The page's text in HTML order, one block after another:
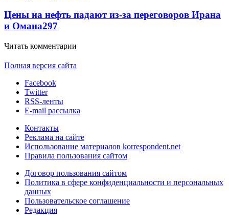
Цены на нефть падают из-за переговоров Ирана
и Омана297
Читать комментарии
Полная версия сайта
Facebook
Twitter
RSS-ленты
E-mail рассылка
Контакты
Реклама на сайте
Использование материалов korrespondent.net
Правила пользования сайтом
Договор пользования сайтом
Политика в сфере конфиденциальности и персональных
данных
Пользовательское соглашение
Редакция